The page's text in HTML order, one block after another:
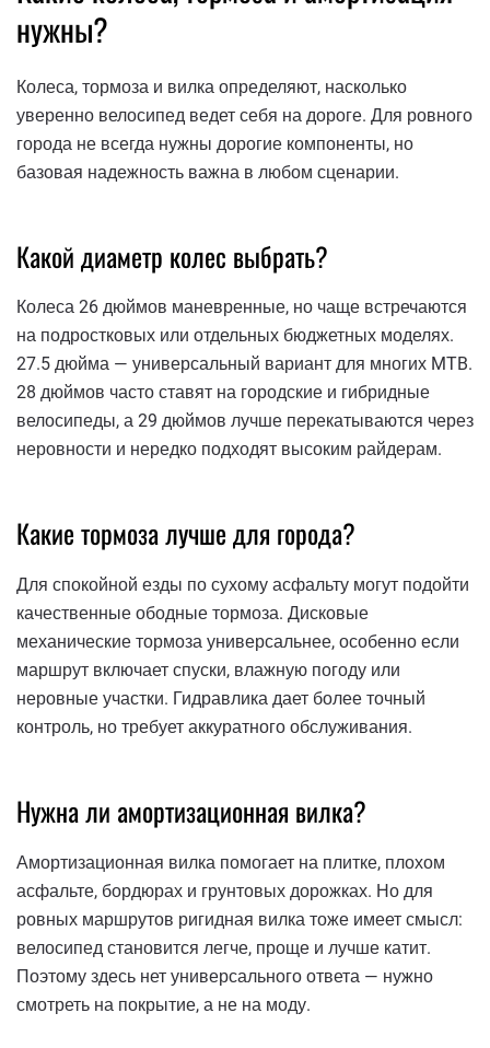
нужны?
Колеса, тормоза и вилка определяют, насколько
уверенно велосипед ведет себя на дороге. Для ровного
города не всегда нужны дорогие компоненты, но
базовая надежность важна в любом сценарии.
Какой диаметр колес выбрать?
Колеса 26 дюймов маневренные, но чаще встречаются
на подростковых или отдельных бюджетных моделях.
27.5 дюйма — универсальный вариант для многих MTB.
28 дюймов часто ставят на городские и гибридные
велосипеды, а 29 дюймов лучше перекатываются через
неровности и нередко подходят высоким райдерам.
Какие тормоза лучше для города?
Для спокойной езды по сухому асфальту могут подойти
качественные ободные тормоза. Дисковые
механические тормоза универсальнее, особенно если
маршрут включает спуски, влажную погоду или
неровные участки. Гидравлика дает более точный
контроль, но требует аккуратного обслуживания.
Нужна ли амортизационная вилка?
Амортизационная вилка помогает на плитке, плохом
асфальте, бордюрах и грунтовых дорожках. Но для
ровных маршрутов ригидная вилка тоже имеет смысл:
велосипед становится легче, проще и лучше катит.
Поэтому здесь нет универсального ответа — нужно
смотреть на покрытие, а не на моду.